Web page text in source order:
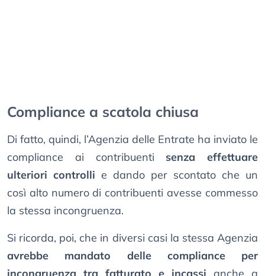
Compliance a scatola chiusa
Di fatto, quindi, l’Agenzia delle Entrate ha inviato le
compliance ai contribuenti senza effettuare
ulteriori controlli e dando per scontato che un
così alto numero di contribuenti avesse commesso
la stessa incongruenza.
Si ricorda, poi, che in diversi casi la stessa Agenzia
avrebbe mandato delle compliance per